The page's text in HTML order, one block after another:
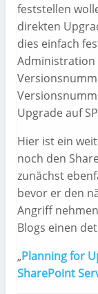
feststellen
direkten
dies einfach
Administration
Upgrade auf
Hier ist ein
noch den
zunächst
bevor er den
Angriff
Blogs einen
„Planning for
SharePoint